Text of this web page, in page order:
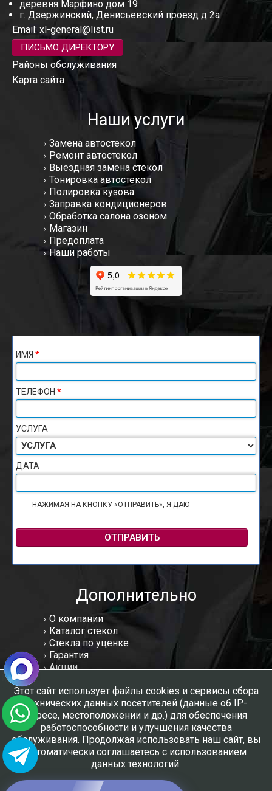
деревня Марфино дом 19
г. Дзержинский, Денисьевский проезд д 2а
Email: xl-general@list.ru
ПИСЬМО ДИРЕКТОРУ
Районы обслуживания
Карта сайта
Наши услуги
Замена автостекол
Ремонт автостекол
Выездная замена стекол
Тонировка автостекол
Полировка кузова
Заправка кондиционеров
Обработка салона озоном
Магазин
Предоплата
Наши работы
ИМЯ *
ТЕЛЕФОН *
УСЛУГА
ДАТА
НАЖИМАЯ НА КНОПКУ «ОТПРАВИТЬ», Я ДАЮ
ОТПРАВИТЬ
Дополнительно
О компании
Каталог стекол
Стекла по уценке
Гарантия
Акции
Отзывы
Вакансии
Контакты
Мы в соцсетях:
Этот сайт использует файлы cookies и сервисы сбора
технических данных посетителей (данные об IP-
адресе, местоположении и др.) для обеспечения
работоспособности и улучшения качества
обслуживания. Продолжая использовать наш сайт, вы
автоматически соглашаетесь с использованием
данных технологий.